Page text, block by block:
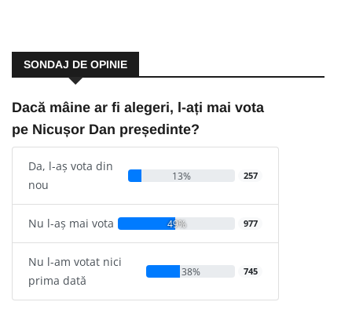
SONDAJ DE OPINIE
Dacă mâine ar fi alegeri, l-ați mai vota
pe Nicușor Dan președinte?
Da, l-aș vota din
nou
13% 257
Nu l-aș mai vota 49% 977
Nu l-am votat nici
prima dată
38% 745